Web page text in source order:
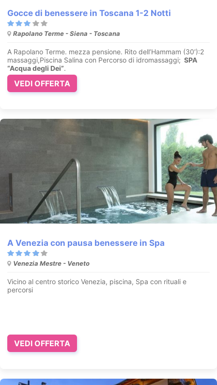
Gocce di benessere in Toscana 1-2 Notti
Rapolano Terme - Siena - Toscana
A Rapolano Terme. mezza pensione. Rito dell’Hammam (30′):2
massaggi,Piscina Salina con Percorso di idromassaggi; SPA
“Acqua degli Dei”.
VEDI OFFERTA
A Venezia con pausa benessere in Spa
Venezia Mestre - Veneto
Vicino al centro storico Venezia, piscina, Spa con rituali e
percorsi
VEDI OFFERTA